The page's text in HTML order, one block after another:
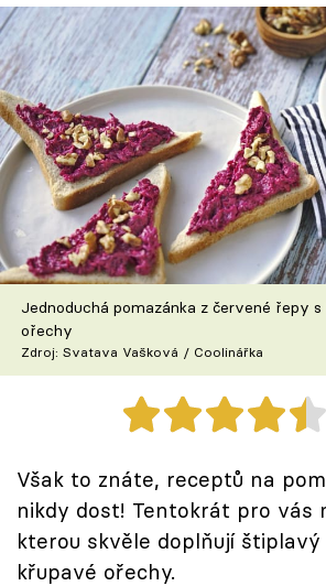
Recepty
Články
TV Program
Škola vaření
Recepty z TV
Speciál: Cuketa
Těhotnej kuchař
Sledujte prima+
Přihlášení
Sledujte nás
Jednoduchá pomazánka z červené řepy
ořechy
Zdroj: Svatava Vašková / Coolinářka
Však to znáte, receptů na
nikdy dost! Tentokrát pro vás
kterou skvěle doplňují štiplavý
křupavé ořechy.